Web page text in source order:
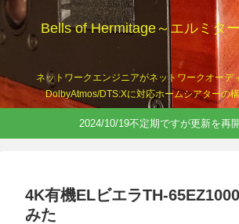
Bells of Hermitage～エルミタ
ネットワークエンジニアがネットワークオーデ
DolbyAtmos/DTS:Xに対応ホームシアターの構
2024/10/19不定期ですが更新を再
4K有機ELビエラTH-
みた